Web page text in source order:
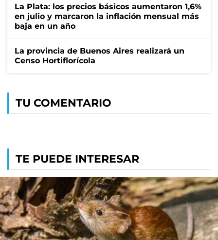
La Plata: los precios básicos aumentaron 1,6%
en julio y marcaron la inflación mensual más
baja en un año
La provincia de Buenos Aires realizará un
Censo Hortiflorícola
TU COMENTARIO
TE PUEDE INTERESAR